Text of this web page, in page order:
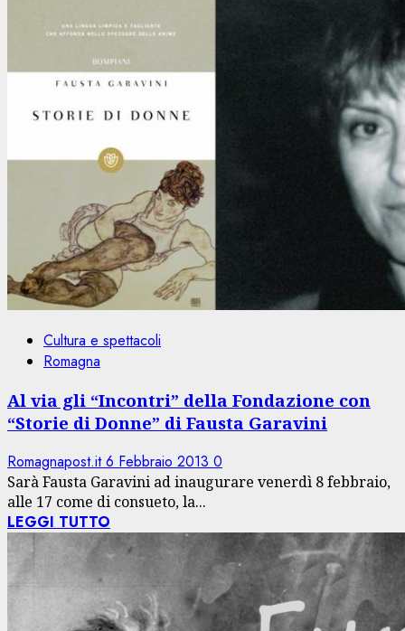
Cultura e spettacoli
Romagna
Al via gli “Incontri” della Fondazione con
“Storie di Donne” di Fausta Garavini
Romagnapost.it6 Febbraio 2013 0
Sarà Fausta Garavini ad inaugurare venerdì 8 febbraio,
alle 17 come di consueto, la...
LEGGI TUTTO